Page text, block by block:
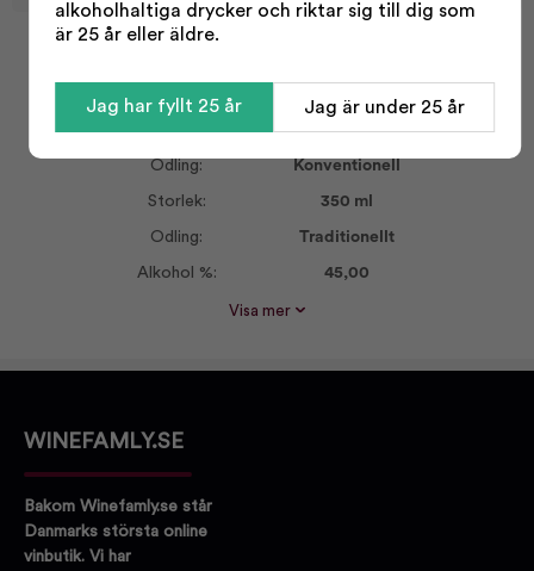
Odling:
Konventionell
Storlek: 350 ml
Odling: Traditionellt
Alkohol %: 45,00
Visa mer
WINEFAMLY.SE
Bakom Winefamly.se står
Danmarks största online
vinbutik. Vi har
alkoholhaltiga drycker och riktar sig till dig som
är 25 år eller äldre.
Jag har fyllt 25 år Jag är under 25 år